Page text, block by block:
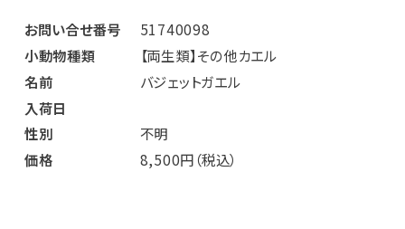
お問い合せ番号
51740098
小動物種類
【両生類】その他カエル
名前
バジェットガエル
入荷日
性別
不明
価格
8,500円（税込）